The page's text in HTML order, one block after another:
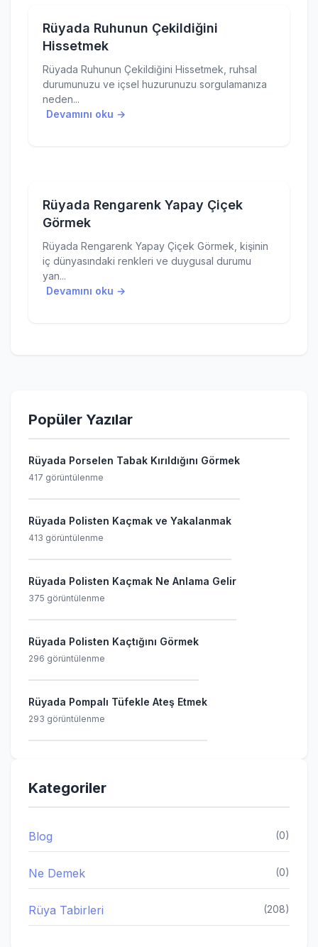
Rüyada Ruhunun Çekildiğini
Hissetmek
Rüyada Ruhunun Çekildiğini Hissetmek, ruhsal
durumunuzu ve içsel huzurunuzu sorgulamanıza
neden...
Devamını oku →
Rüyada Rengarenk Yapay Çiçek
Görmek
Rüyada Rengarenk Yapay Çiçek Görmek, kişinin
iç dünyasındaki renkleri ve duygusal durumu
yan...
Devamını oku →
Popüler Yazılar
Rüyada Porselen Tabak Kırıldığını Görmek
417 görüntülenme
Rüyada Polisten Kaçmak ve Yakalanmak
413 görüntülenme
Rüyada Polisten Kaçmak Ne Anlama Gelir
375 görüntülenme
Rüyada Polisten Kaçtığını Görmek
296 görüntülenme
Rüyada Pompalı Tüfekle Ateş Etmek
293 görüntülenme
Kategoriler
Blog (0)
Ne Demek (0)
Rüya Tabirleri (208)